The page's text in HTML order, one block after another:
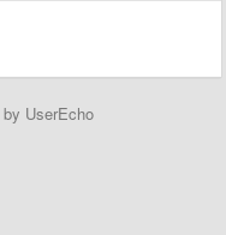
by UserEcho